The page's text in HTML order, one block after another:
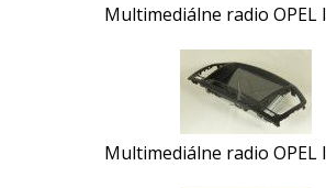
Multimediálne radio OPEL
Multimediálne radio OPEL